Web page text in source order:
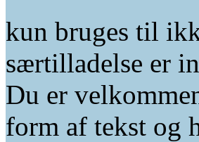
kun bruges til
særtilladelse er
Du er
form af tekst og